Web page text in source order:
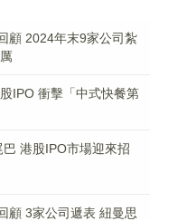
顧 2024年末9家公司紮
IPO 衝擊「中式快餐第
港股IPO市場迎來招
顧 3家公司遞表 紐曼思